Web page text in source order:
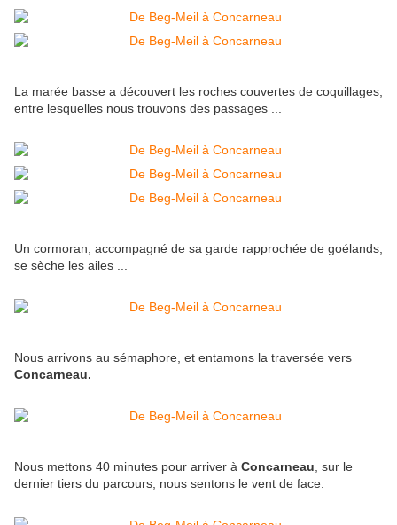
La marée basse a découvert les roches couvertes de coquillages,
entre lesquelles nous trouvons des passages ...
Un cormoran, accompagné de sa garde rapprochée de goélands,
se sèche les ailes ...
Nous arrivons au sémaphore, et entamons la traversée vers
Concarneau.
Nous mettons 40 minutes pour arriver à Concarneau , sur le
dernier tiers du parcours, nous sentons le vent de face.